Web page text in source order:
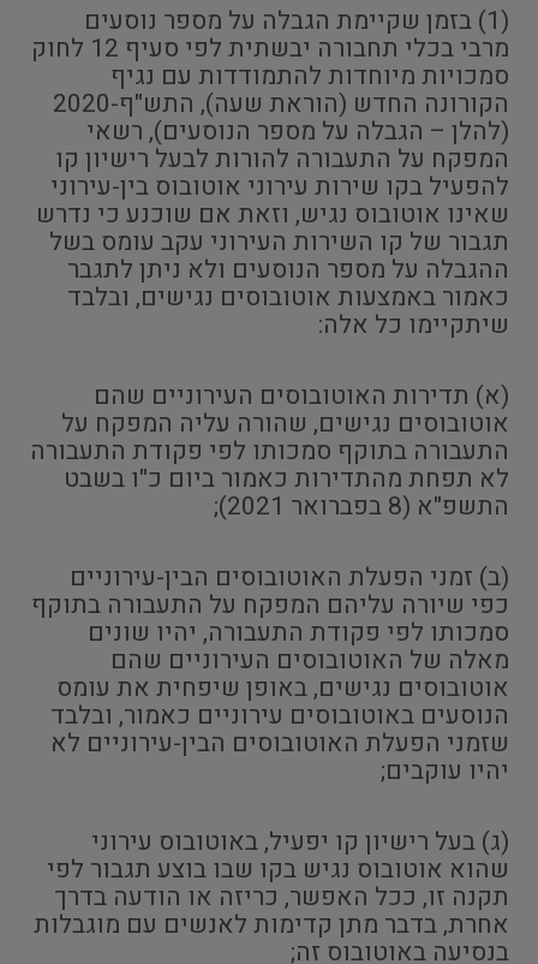
(1) בזמן שקיימת הגבלה על מספר נוסעים
מרבי בכלי תחבורה יבשתית לפי סעיף 12 לחוק
סמכויות מיוחדות להתמודדות עם נגיף
הקורונה החדש (הוראת שעה), התש"ף-2020
(להלן – הגבלה על מספר הנוסעים), רשאי
המפקח על התעבורה להורות לבעל רישיון קו
להפעיל בקו שירות עירוני אוטובוס בין-עירוני
שאינו אוטובוס נגיש, וזאת אם שוכנע כי נדרש
תגבור של קו השירות העירוני עקב עומס בשל
ההגבלה על מספר הנוסעים ולא ניתן לתגבר
כאמור באמצעות אוטובוסים נגישים, ובלבד
שיתקיימו כל אלה:
(א) תדירות האוטובוסים העירוניים שהם
אוטובוסים נגישים, שהורה עליה המפקח על
התעבורה בתוקף סמכותו לפי פקודת התעבורה
לא תפחת מהתדירות כאמור ביום כ"ו בשבט
התשפ"א (8 בפברואר 2021);
(ב) זמני הפעלת האוטובוסים הבין-עירוניים
כפי שיורה עליהם המפקח על התעבורה בתוקף
סמכותו לפי פקודת התעבורה, יהיו שונים
מאלה של האוטובוסים העירוניים שהם
אוטובוסים נגישים, באופן שיפחית את עומס
הנוסעים באוטובוסים עירוניים כאמור, ובלבד
שזמני הפעלת האוטובוסים הבין-עירוניים לא
יהיו עוקבים;
(ג) בעל רישיון קו יפעיל, באוטובוס עירוני
שהוא אוטובוס נגיש בקו שבו בוצע תגבור לפי
תקנה זו, ככל האפשר, כריזה או הודעה בדרך
אחרת, בדבר מתן קדימות לאנשים עם מוגבלות
בנסיעה באוטובוס זה;